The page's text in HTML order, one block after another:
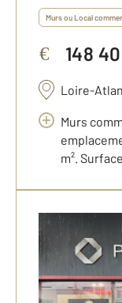
Murs ou Local
€ 148
Loire-
Murs
m².